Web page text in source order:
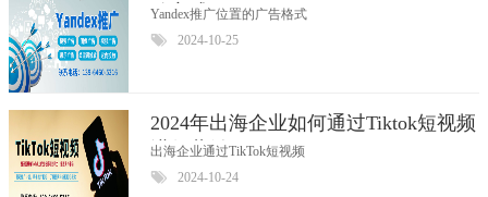
放方式
Yandex推广位置的广告格式
2024-10-25
2024年出海企业如何通过Tiktok短视频
进行营销？
出海企业通过TikTok短视频
2024-10-24